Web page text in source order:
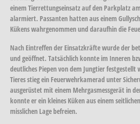
einem Tierrettungseinsatz auf den Parkplatz
alarmiert. Passanten hatten aus einem
Kükens wahrgenommen und daraufhin die
Nach Eintreffen der Einsatzkräfte wurde der
und geöffnet. Tatsächlich konnte im Inneren
deutliches Piepen von dem Jungtier festgestellt
Tieres stieg ein Feuerwehrkamerad unter
ausgerüstet mit einem Mehrgasmessgerät in
konnte er ein kleines Küken aus einem
misslichen Lage befreien.